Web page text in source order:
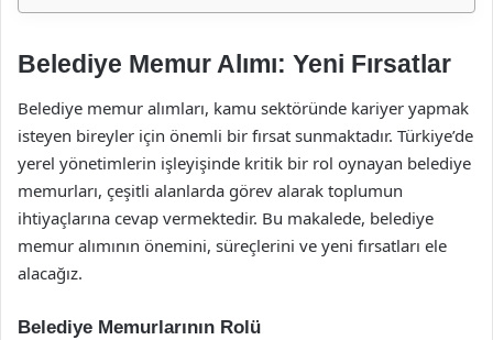
Belediye Memur Alımı: Yeni Fırsatlar
Belediye memur alımları, kamu sektöründe kariyer yapmak
isteyen bireyler için önemli bir fırsat sunmaktadır. Türkiye’de
yerel yönetimlerin işleyişinde kritik bir rol oynayan belediye
memurları, çeşitli alanlarda görev alarak toplumun
ihtiyaçlarına cevap vermektedir. Bu makalede, belediye
memur alımının önemini, süreçlerini ve yeni fırsatları ele
alacağız.
Belediye Memurlarının Rolü